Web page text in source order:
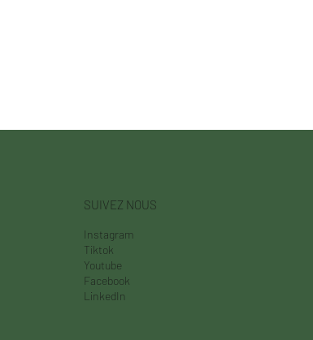
SUIVEZ NOUS
Instagram
Tiktok
Youtube
Facebook
LinkedIn